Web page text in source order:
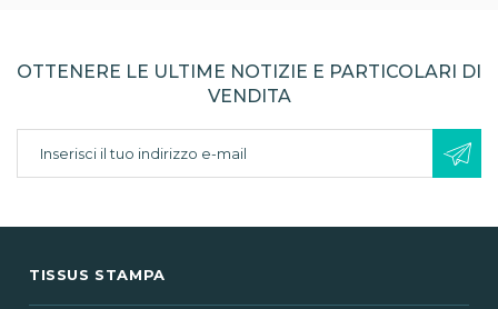
OTTENERE LE ULTIME NOTIZIE E PARTICOLARI DI
VENDITA
TISSUS STAMPA